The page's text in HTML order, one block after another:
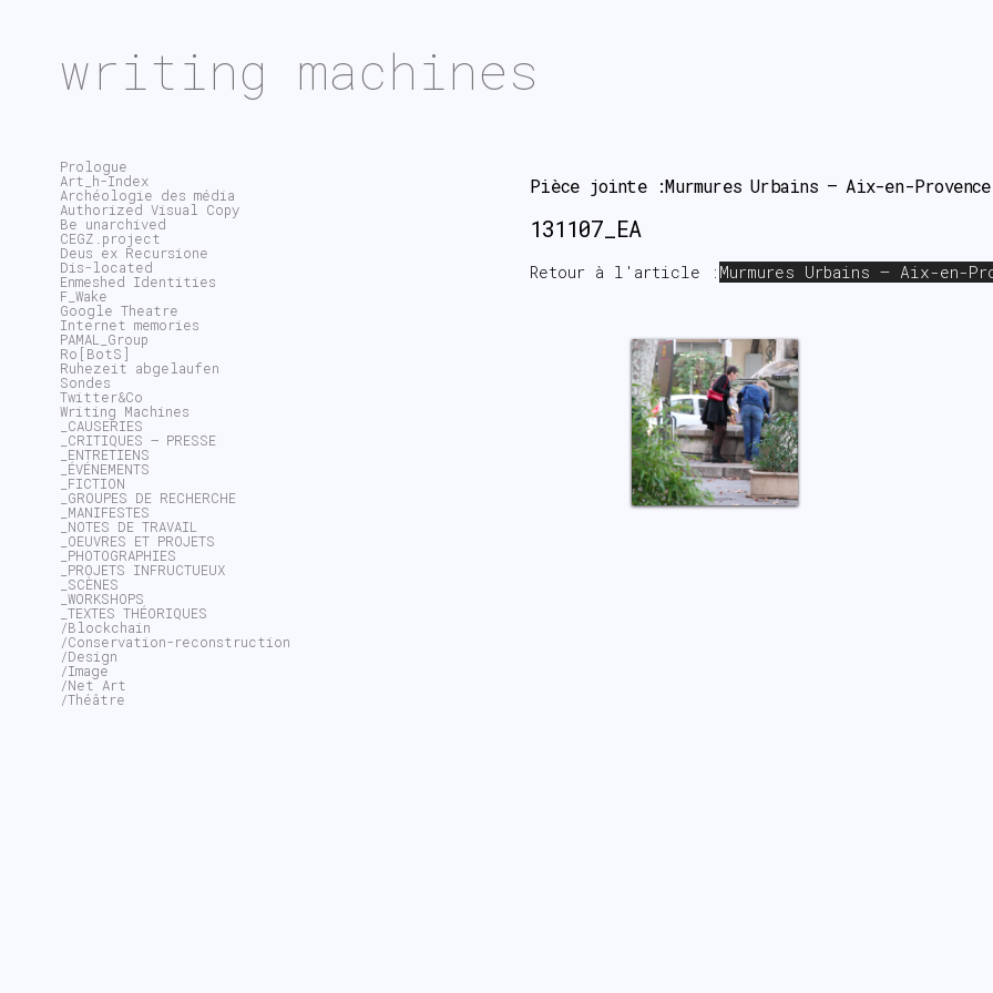
writing machines
Pièce jointe :Murmures Urbains – Aix-en-Provence
131107_EA
Retour à l'article : Murmures Urbains – Aix-en-
Prologue
Art_h-Index
Archéologie des média
Authorized Visual Copy
Be unarchived
CEGZ.project
Deus ex Recursione
Dis-located
Enmeshed Identities
F_Wake
Google Theatre
Internet memories
PAMAL_Group
Ro[BotS]
Ruhezeit abgelaufen
Sondes
Twitter&Co
Writing Machines
_CAUSERIES
_CRITIQUES – PRESSE
_ENTRETIENS
_ÉVÉNEMENTS
_FICTION
_GROUPES DE RECHERCHE
_MANIFESTES
_NOTES DE TRAVAIL
_OEUVRES ET PROJETS
_PHOTOGRAPHIES
_PROJETS INFRUCTUEUX
_SCÈNES
_WORKSHOPS
_TEXTES THÉORIQUES
/Blockchain
/Conservation-reconstruction
/Design
/Image
/Net Art
/Théâtre